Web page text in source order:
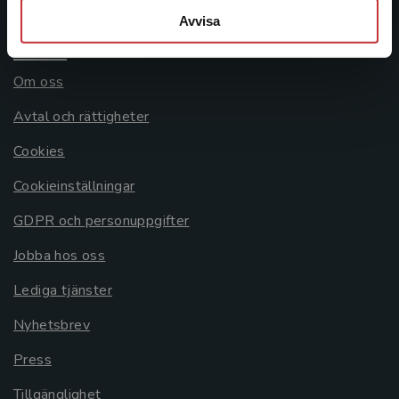
Avvisa
Allmänna länkar
Om oss
Avtal och rättigheter
Cookies
Cookieinställningar
GDPR och personuppgifter
Jobba hos oss
Lediga tjänster
Nyhetsbrev
Press
Tillgänglighet